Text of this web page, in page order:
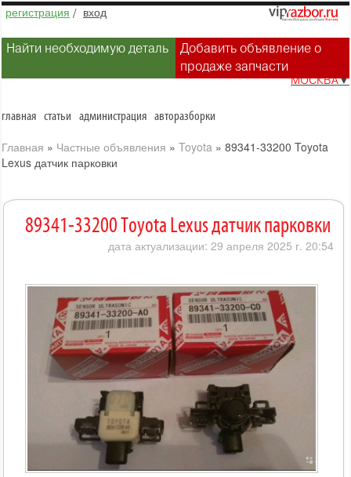
регистрация / вход
Найти необходимую деталь
Добавить объявление о
продаже запчасти
МОСКВА▼
главная статьи администрация авторазборки
Главная » Частные объявления » Toyota » 89341-33200 Toyota
Lexus датчик парковки
89341-33200 Toyota Lexus датчик парковки
дата актуализации: 29 апреля 2025 г. 20:54